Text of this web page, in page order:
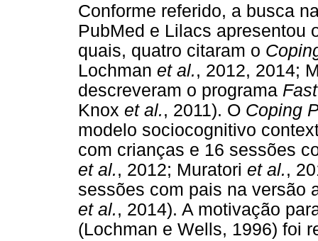
Conforme referido, a busca
PubMed e Lilacs apresentou
quais, quatro citaram o
Lochman et al., 2012, 2014;
descreveram o programa
Knox et al., 2011). O Coping
modelo sociocognitivo
com crianças e 16 sessões
et al., 2012; Muratori et al.,
sessões com pais na versão
et al., 2014). A motivação
(Lochman e Wells, 1996) foi